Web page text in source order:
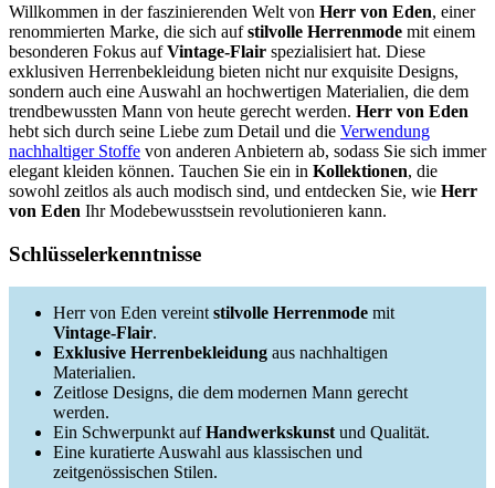
Willkommen in der faszinierenden Welt von Herr von Eden, einer
renommierten Marke, die sich aufstilvolle Herrenmode mit einem
besonderen Fokus aufVintage-Flair spezialisiert hat. Diese
exklusiven Herrenbekleidung bieten nicht nur exquisite Designs,
sondern auch eine Auswahl an hochwertigen Materialien, die dem
trendbewussten Mann von heute gerecht werden. Herr von Eden
hebt sich durch seine Liebe zum Detail und die Verwendung
nachhaltiger Stoffe von anderen Anbietern ab, sodass Sie sich immer
elegant kleiden können. Tauchen Sie ein in Kollektionen, die
sowohl zeitlos als auch modisch sind, und entdecken Sie, wie Herr
von Eden Ihr Modebewusstsein revolutionieren kann.
Schlüsselerkenntnisse
Herr von Eden vereint stilvolle Herrenmode mit
Vintage-Flair.
Exklusive Herrenbekleidung aus nachhaltigen
Materialien.
Zeitlose Designs, die dem modernen Mann gerecht
werden.
Ein Schwerpunkt aufHandwerkskunst und Qualität.
Eine kuratierte Auswahl aus klassischen und
zeitgenössischen Stilen.